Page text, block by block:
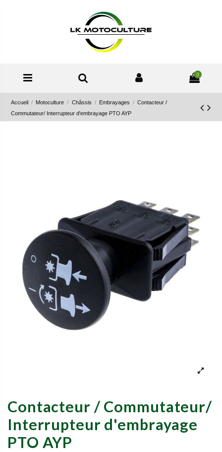
0
Accueil Motoculture Châssis Embrayages
Contacteur /
Commutateur/ Interrupteur d'embrayage PTO AYP
Contacteur / Commutateur/
Interrupteur d'embrayage
PTO AYP